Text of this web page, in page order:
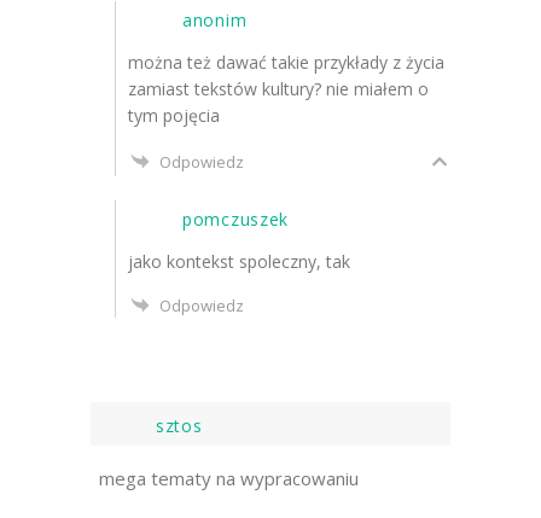
anonim
można też dawać takie przykłady z życia
zamiast tekstów kultury? nie miałem o
tym pojęcia
Odpowiedz
pomczuszek
jako kontekst spoleczny, tak
Odpowiedz
sztos
mega tematy na wypracowaniu